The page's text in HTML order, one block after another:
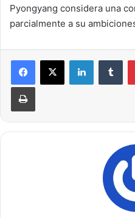
Pyongyang considera una
parcialmente a su